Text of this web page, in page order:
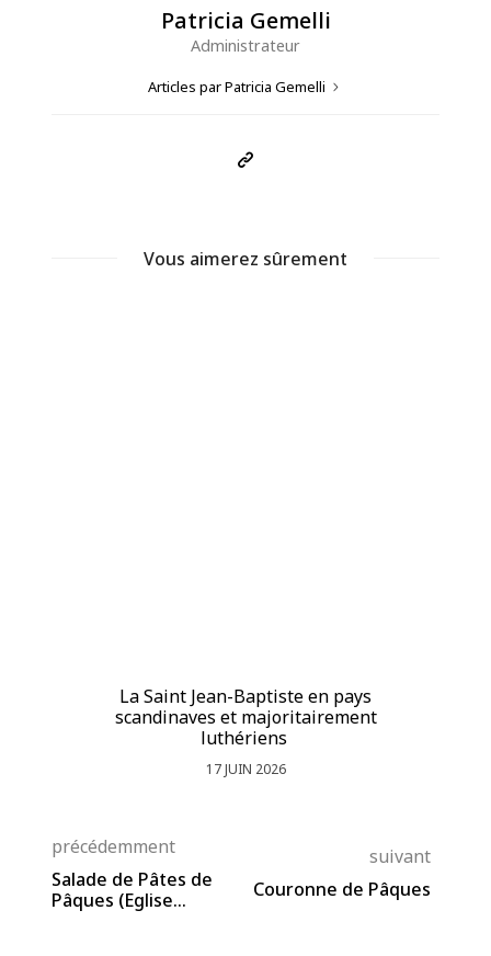
Patricia Gemelli
Administrateur
Articles par Patricia Gemelli
Vous aimerez sûrement
La Saint Jean-Baptiste en pays
scandinaves et majoritairement
luthériens
17 JUIN 2026
précédemment
Salade de Pâtes de
Pâques (Eglise
suivant
Couronne de Pâques